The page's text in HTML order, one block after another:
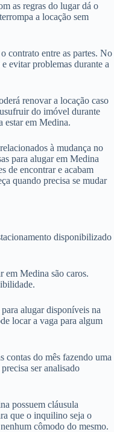
as regras do lugar dá o
a locação sem
contrato entre as partes. No
evitar problemas durante a
renovar a locação caso
do imóvel durante
estar em Medina.
à mudança no
para alugar em Medina
de encontrar e acabam
quando precisa se mudar
disponibilizado
em Medina são caros.
alugar disponíveis na
locar a vaga para algum
contas do mês fazendo uma
ser analisado
possuem cláusula
que o inquilino seja o
cômodo do mesmo.